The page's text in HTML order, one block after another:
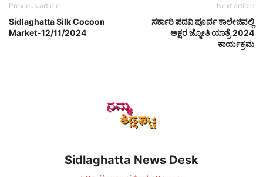
Previous article
Sidlaghatta Silk Cocoon
Market-12/11/2024
Next article
ಸರ್ಕಾರಿ ಪದವಿ ಪೂರ್ವ ಕಾಲೇಜಿನಲ್ಲಿ
ಅಕ್ಷರ ಜ್ಯೋತಿ ಯಾತ್ರೆ 2024
ಕಾರ್ಯಕ್ರಮ
Sidlaghatta News Desk